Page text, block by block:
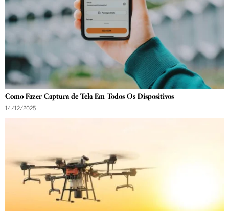
Como Fazer Captura de Tela Em Todos Os Dispositivos
14/12/2025